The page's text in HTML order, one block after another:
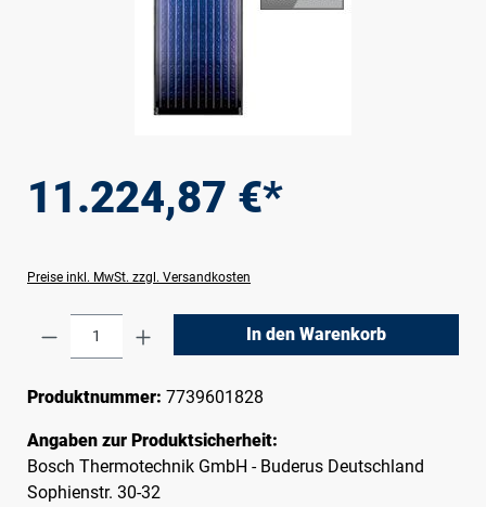
11.224,87 €*
Preise inkl. MwSt. zzgl. Versandkosten
Produkt Anzahl: Gib den gewünschten
In den Warenkorb
Produktnummer: 7739601828
Angaben zur Produktsicherheit:
Bosch Thermotechnik GmbH - Buderus Deutschland
Sophienstr. 30-32